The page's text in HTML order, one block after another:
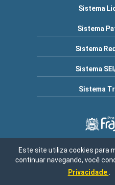
Sistema
Sistema
Sistema
Sistema
Sistema
Município de Franca |
Cidade Nova, Franca - SP,
08h30 às 16h00 / Fone: (16)
04
Este site utiliza cookies para
continuar navegando, você
Privacidade